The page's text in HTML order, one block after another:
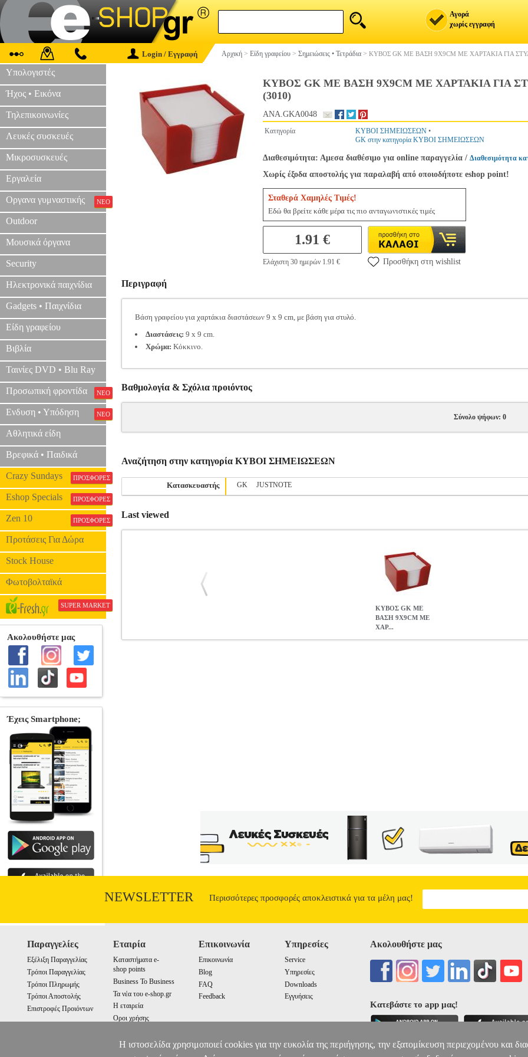
Αγορά
χωρίς εγγραφή
Login / Εγγραφή Αρχική > Είδη γραφείου > Σημειώσεις • Τετράδια > ΚΥΒΟΣ GK ΜΕ ΒΑΣΗ 9X9CM ΜΕ ΧΑΡΤΑΚΙΑ ΓΙΑ
Υπολογιστές
Ήχος • Εικόνα
Τηλεπικοινωνίες
Λευκές συσκευές
Μικροσυσκευές
Εργαλεία
Οργανα γυμναστικής ΝΕΟ
Outdoor
Μουσικά όργανα
Security
Ηλεκτρονικά παιχνίδια
Gadgets • Παιχνίδια
Είδη γραφείου
Βιβλία
Ταινίες DVD • Blu Ray
Προσωπική φροντίδα ΝΕΟ
Ενδυση • Υπόδηση ΝΕΟ
Αθλητικά είδη
Βρεφικά • Παιδικά
Crazy Sundays ΠΡΟΣΦΟΡΕΣ
Eshop Specials ΠΡΟΣΦΟΡΕΣ
Zen 10 ΠΡΟΣΦΟΡΕΣ
Προτάσεις Για Δώρα
Stock House
Φωτοβολταϊκά
SUPER MARKET
ΚΥΒΟΣ GK ΜΕ ΒΑΣΗ 9X9CM ΜΕ ΧΑΡΤΑΚΙΑ ΓΙΑ
(3010)
ANA.GKA0048
Κατηγορία ΚΥΒΟΙ ΣΗΜΕΙΩΣΕΩΝ •
GK στην κατηγορία ΚΥΒΟΙ ΣΗΜΕΙΩΣΕΩΝ
Διαθεσιμότητα: Αμεσα διαθέσιμο για online παραγγελία / Διαθεσιμότητα
Χωρίς έξοδα αποστολής για παραλαβή από οποιοδήποτε eshop point!
Σταθερά Χαμηλές Τιμές!
Εδώ θα βρείτε κάθε μέρα τις πιο ανταγωνιστικές τιμές
1.91 €
Ελάχιστη 30 ημερών 1.91 € Προσθήκη στη wishlist
Περιγραφή
Βάση γραφείου για χαρτάκια διαστάσεων 9 x 9 cm, με βάση για στυλό.
Διαστάσεις: 9 x 9 cm.
Χρώμα: Κόκκινο.
Βαθμολογία & Σχόλια προιόντος
Σύνολο ψήφων: 0
Αναζήτηση στην κατηγορία ΚΥΒΟΙ ΣΗΜΕΙΩΣΕΩΝ
Κατασκευαστής GK JUSTNOTE
Last viewed
ΚΥΒΟΣ GK ΜΕ
ΒΑΣΗ 9X9CM ΜΕ
ΧΑΡ...
NEWSLETTER Περισσότερες προσφορές αποκλειστικά για τα μέλη μας!
Παραγγελίες
Εξέλιξη Παραγγελίας
Τρόποι Παραγγελίας
Τρόποι Πληρωμής
Τρόποι Αποστολής
Επιστροφές Προιόντων
Εταιρία
Καταστήματα e-
shop points
Business To Business
Τα νέα του e-shop.gr
Η εταιρεία
Οροι χρήσης
Επικοινωνία
Επικοινωνία
Blog
FAQ
Feedback
Υπηρεσίες
Service
Υπηρεσίες
Downloads
Εγγυήσεις
Ακολουθήστε μας
Κατεβάστε το app μας!
Η ιστοσελίδα χρησιμοποιεί cookies για την ευκολία της περιήγησης, την εξατομίκευση περιεχομένου και